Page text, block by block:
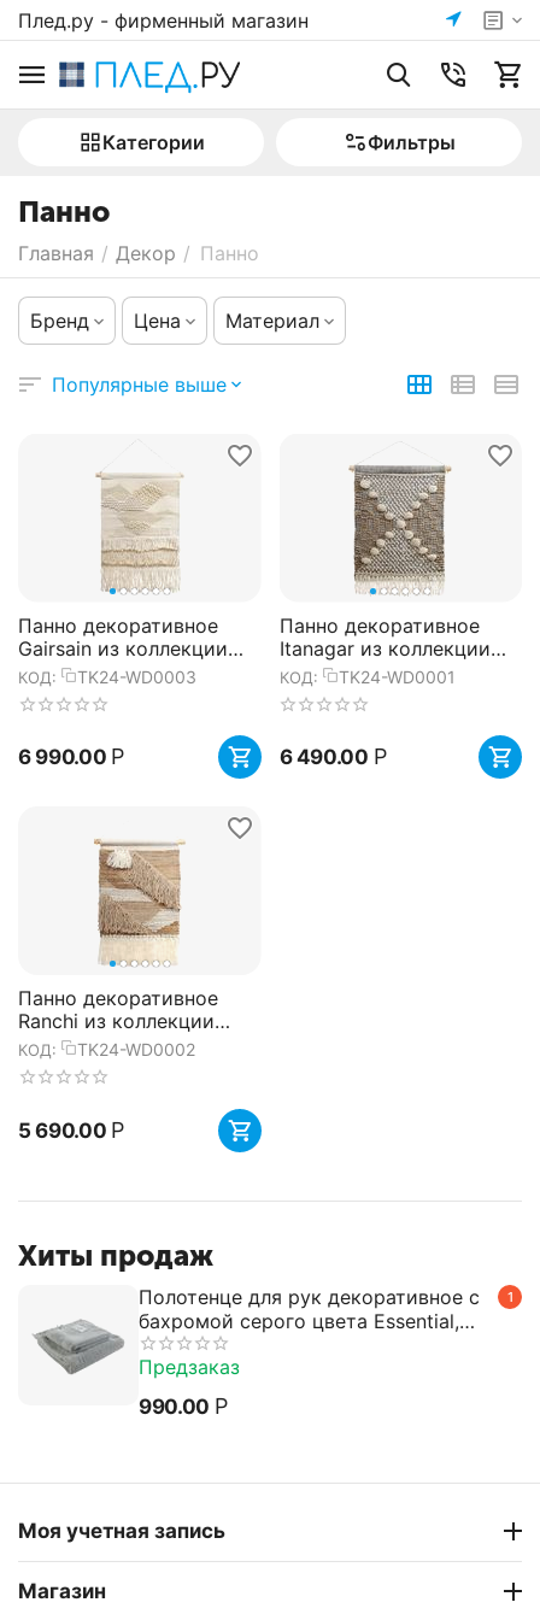
Плед.ру - фирменный магазин
Категории Фильтры
Панно
Главная / Декор / Панно
Бренд Цена Материал
Популярные выше
Панно декоративное
Gairsain из коллекции
Ethnic, 60х90 см, Tkano
КОД: TK24-WD0003
6 990.00 Р
Панно декоративное
Itanagar из коллекции
Ethnic, 60х90 см, Tkano
КОД: TK24-WD0001
6 490.00 Р
Панно декоративное
Ranchi из коллекции
Ethnic, 60х90 см, Tkano
КОД: TK24-WD0002
5 690.00 Р
Хиты продаж
1
Полотенце для рук декоративное с
бахромой серого цвета Essential,
50х90 см, Tkano
Предзаказ
990.00 Р
Моя учетная запись
Магазин